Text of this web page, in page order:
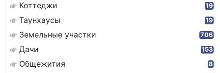
Коттеджи 19
Таунхаусы 19
Земельные участки 706
Дачи 153
Общежития 8